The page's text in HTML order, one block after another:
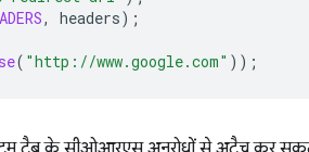
, headers);
( "http://www.google.com" ));